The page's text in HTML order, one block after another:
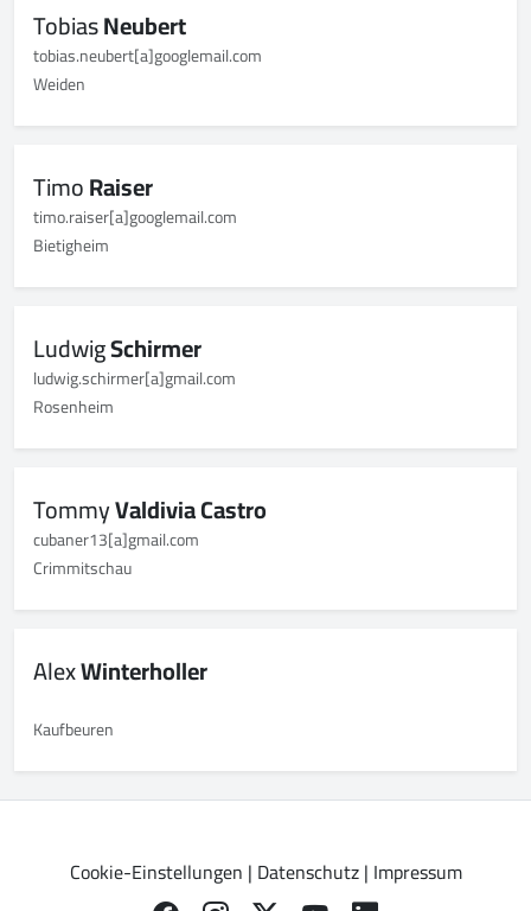
TobiasNeubert
tobias.neubert[a]googlemail.com
Weiden
TimoRaiser
timo.raiser[a]googlemail.com
Bietigheim
LudwigSchirmer
ludwig.schirmer[a]gmail.com
Rosenheim
TommyValdivia Castro
cubaner13[a]gmail.com
Crimmitschau
AlexWinterholler
Kaufbeuren
Cookie-Einstellungen | Datenschutz| Impressum